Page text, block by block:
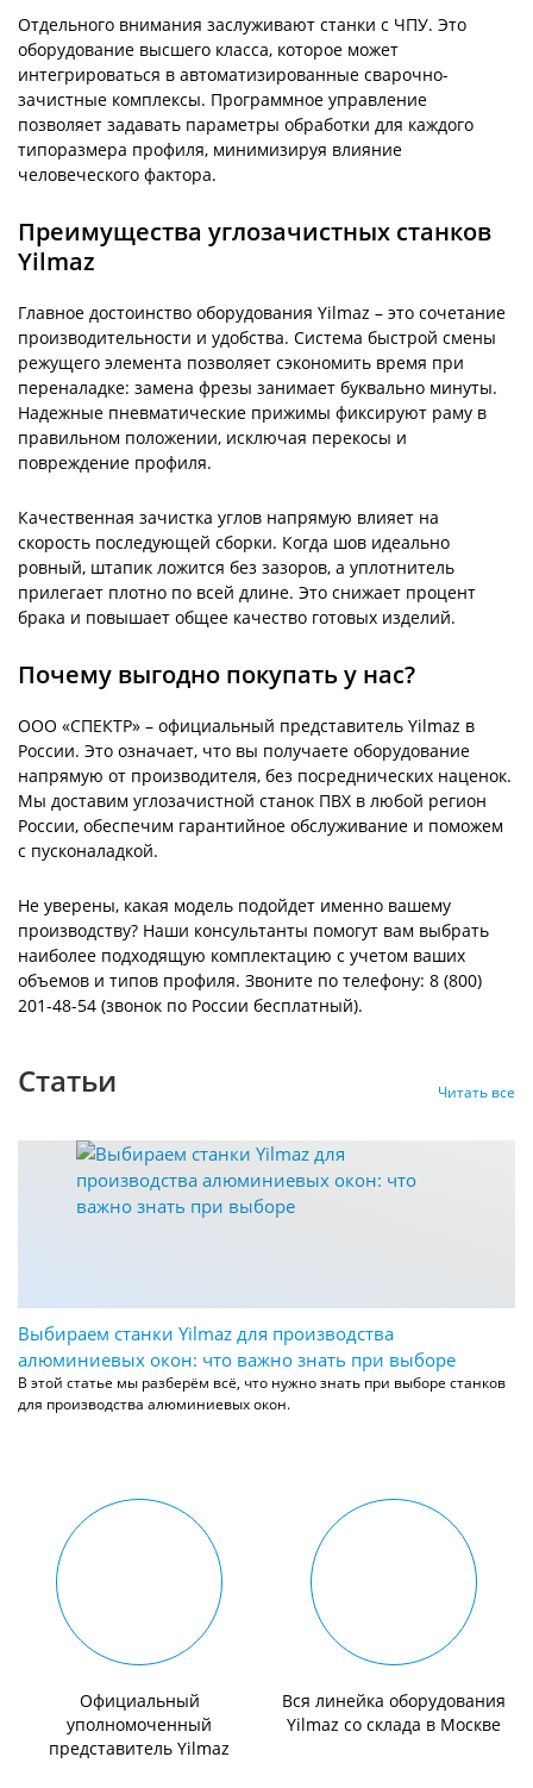
Отдельного внимания заслуживают станки с ЧПУ. Это
оборудование высшего класса, которое может
интегрироваться в автоматизированные сварочно-
зачистные комплексы. Программное управление
позволяет задавать параметры обработки для каждого
типоразмера профиля, минимизируя влияние
человеческого фактора.
Преимущества углозачистных станков
Yilmaz
Главное достоинство оборудования Yilmaz – это сочетание
производительности и удобства. Система быстрой смены
режущего элемента позволяет сэкономить время при
переналадке: замена фрезы занимает буквально минуты.
Надежные пневматические прижимы фиксируют раму в
правильном положении, исключая перекосы и
повреждение профиля.
Качественная зачистка углов напрямую влияет на
скорость последующей сборки. Когда шов идеально
ровный, штапик ложится без зазоров, а уплотнитель
прилегает плотно по всей длине. Это снижает процент
брака и повышает общее качество готовых изделий.
Почему выгодно покупать у нас?
ООО «СПЕКТР» – официальный представитель Yilmaz в
России. Это означает, что вы получаете оборудование
напрямую от производителя, без посреднических наценок.
Мы доставим углозачистной станок ПВХ в любой регион
России, обеспечим гарантийное обслуживание и поможем
с пусконаладкой.
Не уверены, какая модель подойдет именно вашему
производству? Наши консультанты помогут вам выбрать
наиболее подходящую комплектацию с учетом ваших
объемов и типов профиля. Звоните по телефону: 8 (800)
201-48-54 (звонок по России бесплатный).
Статьи Читать все
Выбираем станки Yilmaz для производства
алюминиевых окон: что важно знать при выборе
В этой статье мы разберём всё, что нужно знать при выборе станков
для производства алюминиевых окон.
Официальный
уполномоченный
представитель Yilmaz
Вся линейка оборудования
Yilmaz со склада в Москве